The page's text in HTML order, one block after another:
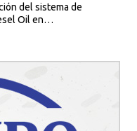
del sistema de
Oil en…